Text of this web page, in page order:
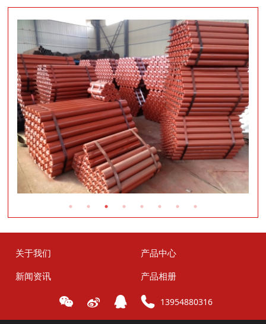
关于我们
产品中心
新闻资讯
产品相册
13954880316